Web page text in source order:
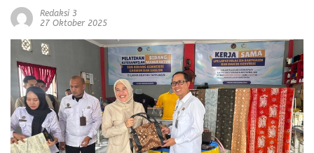
Redaksi 3
27 Oktober 2025